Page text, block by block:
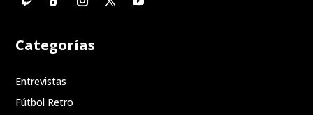
Categorías
Entrevistas
Fútbol Retro